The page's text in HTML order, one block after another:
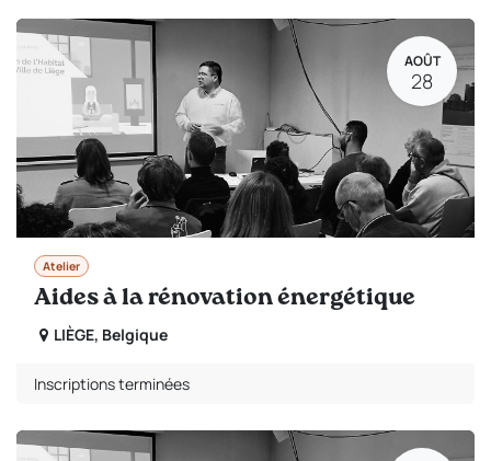
AOÛT
28
Atelier
Aides à la rénovation énergétique
LIÈGE, Belgique
Inscriptions terminées